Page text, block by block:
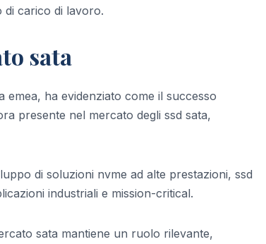
di carico di lavoro.
sata
emea, ha evidenziato come il successo
presente nel mercato degli ssd sata,
di soluzioni nvme ad alte prestazioni, ssd
industriali e mission-critical.
sata mantiene un ruolo rilevante,